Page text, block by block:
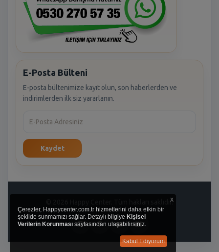
E-Posta Bülteni
E-posta bültenimize kayıt olun, son haberlerden ve
indirimlerden ilk siz yararlanın.
Kaydet
© 2026 Happy Center. Tüm hakları saklıdır.
x
Çerezler, Happycenter.com.tr hizmetlerini daha etkin bir
şekilde sunmamızı sağlar. Detaylı bilgiye Kişisel
Verilerin Korunması sayfasından ulaşabilirsiniz.
Kabul Ediyorum